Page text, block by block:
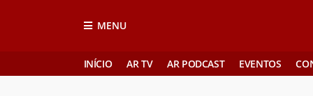
MENU
INÍCIO AR TV AR PODCAST EVENTOS